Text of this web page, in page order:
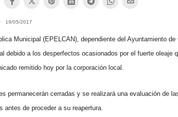
19/05/2017
Municipal (EPELCAN), dependiente del Ayuntamiento
debido a los desperfectos ocasionados por el fuerte oleaje
remitido hoy por la corporación local.
permanecerán cerradas y se realizará una evaluación de
antes de proceder a su reapertura.